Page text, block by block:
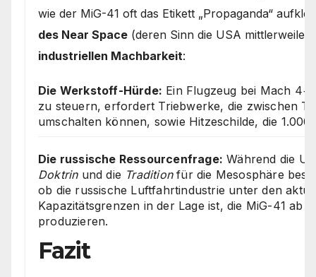
wie der MiG-41 oft das Etikett „Propaganda“
des Near Space (deren Sinn die USA mittlerweile
industriellen Machbarkeit:
Die Werkstoff-Hürde: Ein Flugzeug bei Mach
zu steuern, erfordert Triebwerke, die zwischen
umschalten können, sowie Hitzeschilde, die 1.000
Die russische Ressourcenfrage: Während die
Doktrinund die Traditionfür die Mesosphäre
ob die russische Luftfahrtindustrie unter den
Kapazitätsgrenzen in der Lage ist, die MiG-41 ab
produzieren.
Fazit